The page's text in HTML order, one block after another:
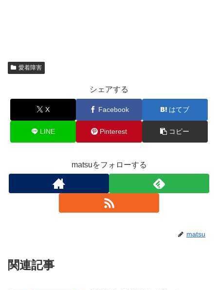
愛着障害
シェアする
X Facebook はてブ
LINE Pinterest コピー
matsuをフォローする
matsu
関連記事